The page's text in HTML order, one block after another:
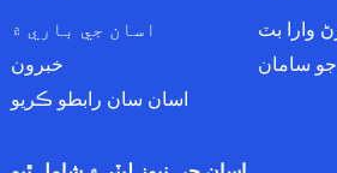
اسان جي باري ۾
خبرون
اسان سان رابطو ڪريو
وارا بٽ
جو سامان